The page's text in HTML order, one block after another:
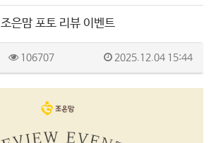
조은맘 포토 리뷰 이벤트
106707 2025.12.04 15:44